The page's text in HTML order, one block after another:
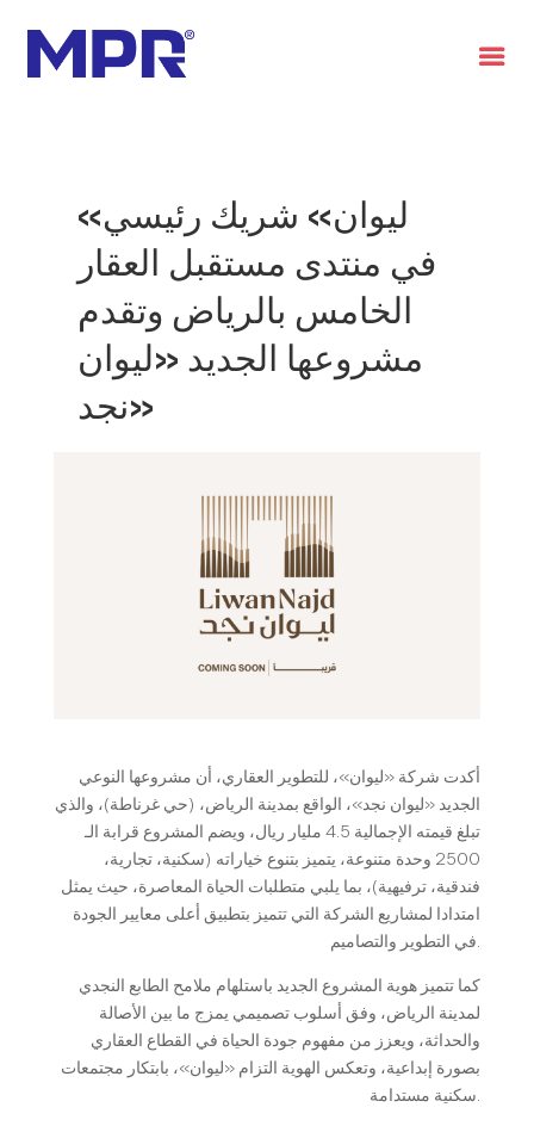
«ليوان» شريك رئيسي
في منتدى مستقبل العقار
الخامس بالرياض وتقدم
مشروعها الجديد «ليوان
نجد»
أكدت شركة «ليوان»، للتطوير العقاري، أن مشروعها النوعي
الجديد «ليوان نجد»، الواقع بمدينة الرياض، (حي غرناطة)، والذي
تبلغ قيمته الإجمالية 4.5 مليار ريال، ويضم المشروع قرابة الـ
2500 وحدة متنوعة، يتميز بتنوع خياراته (سكنية، تجارية،
فندقية، ترفيهية)، بما يلبي متطلبات الحياة المعاصرة، حيث يمثل
امتدادا لمشاريع الشركة التي تتميز بتطبيق أعلى معايير الجودة
كما تتميز هوية المشروع الجديد باستلهام ملامح الطابع النجدي
لمدينة الرياض، وفق أسلوب تصميمي يمزج ما بين الأصالة
والحداثة، ويعزز من مفهوم جودة الحياة في القطاع العقاري
بصورة إبداعية، وتعكس الهوية التزام «ليوان»، بابتكار مجتمعات